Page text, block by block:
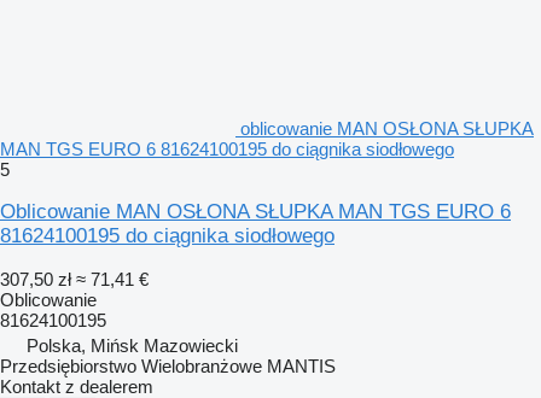
oblicowanie MAN OSŁONA SŁUPKA
MAN TGS EURO 6 81624100195 do ciągnika siodłowego
5
Oblicowanie MAN OSŁONA SŁUPKA MAN TGS EURO 6
81624100195 do ciągnika siodłowego
307,50 zł ≈ 71,41 €
Oblicowanie
81624100195
Polska, Mińsk Mazowiecki
Przedsiębiorstwo Wielobranżowe MANTIS
Kontakt z dealerem